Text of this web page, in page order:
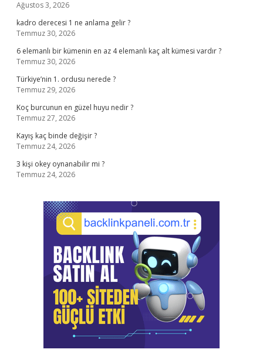
Ağustos 3, 2026
kadro derecesi 1 ne anlama gelir ?
Temmuz 30, 2026
6 elemanlı bir kümenin en az 4 elemanlı kaç alt kümesi vardır ?
Temmuz 30, 2026
Türkiye’nin 1. ordusu nerede ?
Temmuz 29, 2026
Koç burcunun en güzel huyu nedir ?
Temmuz 27, 2026
Kayış kaç binde değişir ?
Temmuz 24, 2026
3 kişi okey oynanabilir mi ?
Temmuz 24, 2026